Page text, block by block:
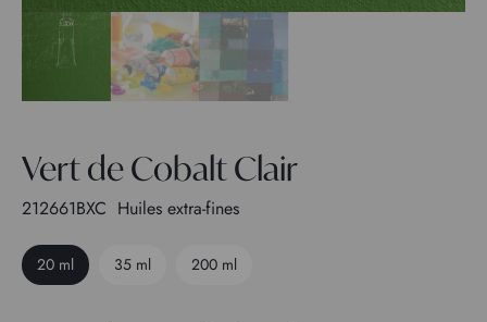
Vert de Cobalt Clair
212661BXC Huiles extra-fines
20 ml 35 ml 200 ml